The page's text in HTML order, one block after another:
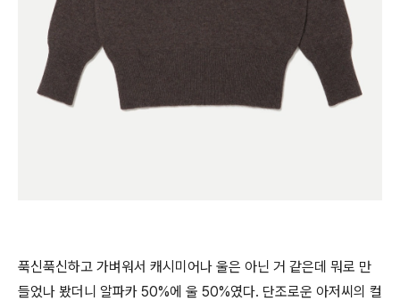
푹신푹신하고 가벼워서 캐시미어나 울은 아닌 거 같은데 뭐로 만
들었나 봤더니 알파카 50%에 울 50%였다. 단조로운 아저씨의 컬